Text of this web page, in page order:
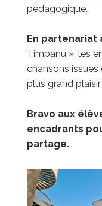
pédagogique.
En partenariat
Timpanu », les
chansons issues
plus grand
Bravo aux
encadrants
partage.